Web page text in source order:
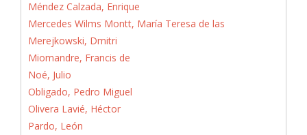
Méndez Calzada, Enrique
Mercedes Wilms Montt, María Teresa de las
Merejkowski, Dmitri
Miomandre, Francis de
Noé, Julio
Obligado, Pedro Miguel
Olivera Lavié, Héctor
Pardo, León